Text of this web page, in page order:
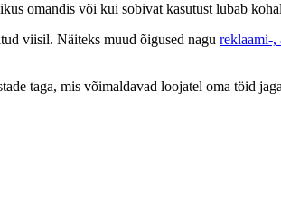
omandis või kui sobivat kasutust lubab
viisil. Näiteks muud õigused nagu reklaami-,
taga, mis võimaldavad loojatel oma töid